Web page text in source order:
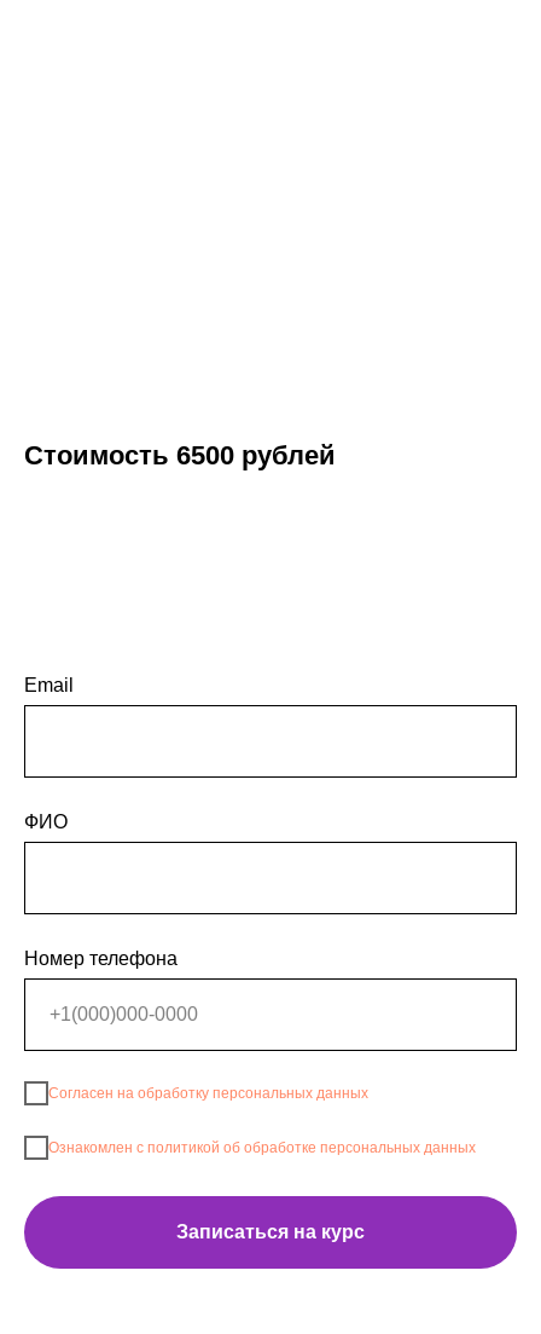
Стоимость 6500 рублей
Email
ФИО
Номер телефона
Согласен на обработку персональных данных
Ознакомлен с политикой об обработке персональных данных
Записаться на курс